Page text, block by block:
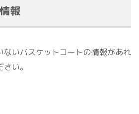
報
ないバスケットコートの情報があれ
い。